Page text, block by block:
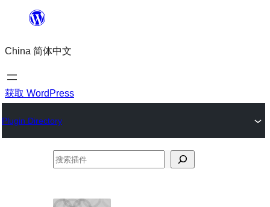
内
容
China 简体中文
获取 WordPress
Plugin Directory
搜